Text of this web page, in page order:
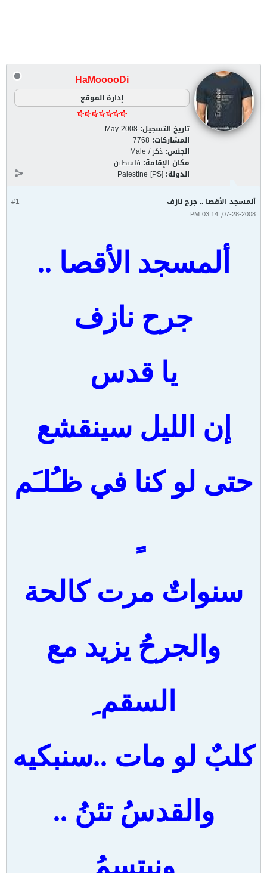
HaMooooDi
إدارة الموقع
تاريخ التسجيل: May 2008
المشاركات: 7768
الجنس: ذكر / Male
مكان الإقامة: فلسطين
الدولة: Palestine [PS]
#1 ألمسجد الأقصا .. جرح نازف
07-28-2008, 03:14 PM
ألمسجد الأقصا ..
جرح نازف
يا قدس
إن الليل سينقشع
حتى لو كنا في ظـُلـَم
سنواتٌ مرت كالحة
والجرحُ يزيد مع
السقم ِ
كلبٌ لو مات ..سنبكيه
والقدسُ تئنُ ..
ونبتسمُ